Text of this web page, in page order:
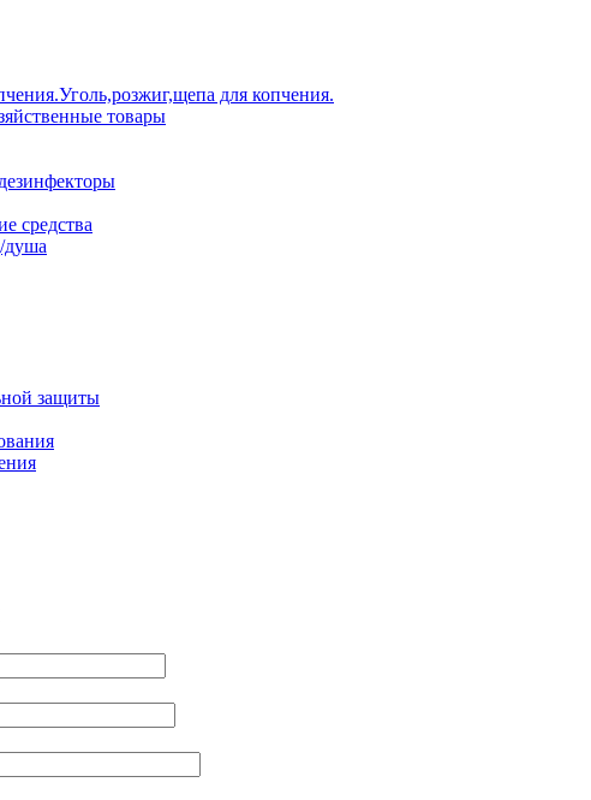
Уголь,розжиг,щепа для копчения.
товары
средства
защиты